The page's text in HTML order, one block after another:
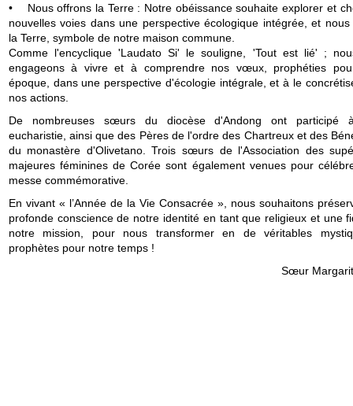
• Nous offrons la Terre : Notre obéissance souhaite explorer et
nouvelles voies dans une perspective écologique intégrée, et nous
la Terre, symbole de notre maison commune.
Comme l'encyclique 'Laudato Si' le souligne, 'Tout est lié' ;
engageons à vivre et à comprendre nos vœux, prophéties
époque, dans une perspective d'écologie intégrale, et à le
nos actions.
De nombreuses sœurs du diocèse d'Andong ont participé
eucharistie, ainsi que des Pères de l'ordre des Chartreux et des
du monastère d'Olivetano. Trois sœurs de l'Association des
majeures féminines de Corée sont également venues pour
messe commémorative.
En vivant « l’Année de la Vie Consacrée », nous souhaitons
profonde conscience de notre identité en tant que religieux et une
notre mission, pour nous transformer en de véritables
prophètes pour notre temps !
Sœur